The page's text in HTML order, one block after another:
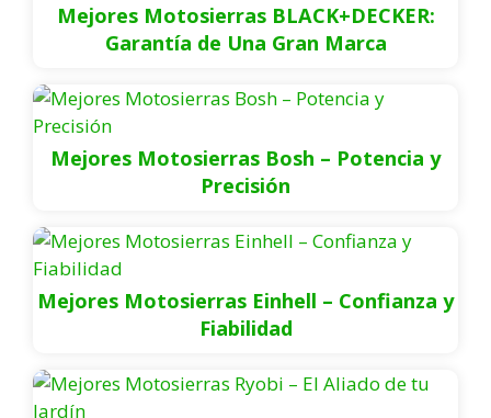
Mejores Motosierras BLACK+DECKER:
Garantía de Una Gran Marca
Mejores Motosierras Bosh – Potencia y
Precisión
Mejores Motosierras Einhell – Confianza y
Fiabilidad